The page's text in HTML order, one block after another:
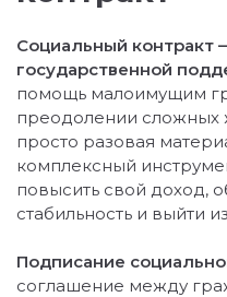
Социальный контракт
государственной
помощь малоимущим
преодолении сложных
просто разовая
комплексный
повысить свой доход,
стабильность и выйти
Подписание
соглашение между